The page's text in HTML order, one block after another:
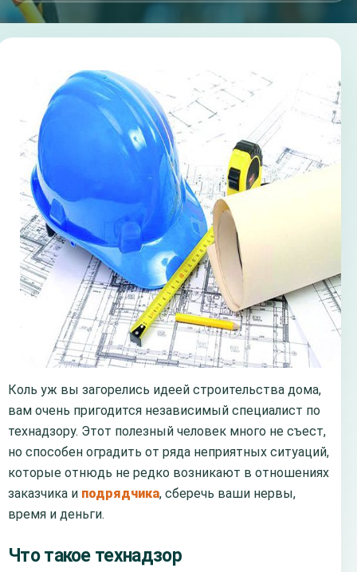
Коль уж вы загорелись идеей строительства дома,
вам очень пригодится независимый специалист по
технадзору. Этот полезный человек много не съест,
но способен оградить от ряда неприятных ситуаций,
которые отнюдь не редко возникают в отношениях
заказчика и подрядчика, сберечь ваши нервы,
время и деньги.
Что такое технадзор